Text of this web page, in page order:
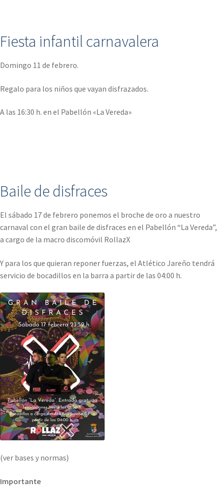
Fiesta infantil carnavalera
Domingo 11 de febrero.
Regalo para los niños que vayan disfrazados.
A las 16:30 h. en el Pabellón «La Vereda»
Baile de disfraces
El sábado 17 de febrero ponemos el broche de oro a nuestro
carnaval con el gran baile de disfraces en el Pabellón “La Vereda”,
a cargo de la macro discomóvil RollazX
Y para los que quieran reponer fuerzas, el Atlético Jareño tendrá
servicio de bocadillos en la barra a partir de las 04:00 h.
(ver bases y normas)
Importante